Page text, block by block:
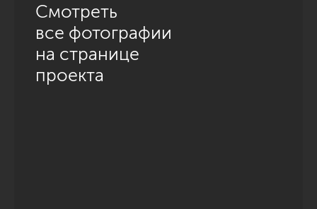
Смотреть
все фотографии
на странице
проекта